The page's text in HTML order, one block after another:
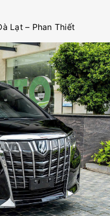
Lạt – Phan Thiết